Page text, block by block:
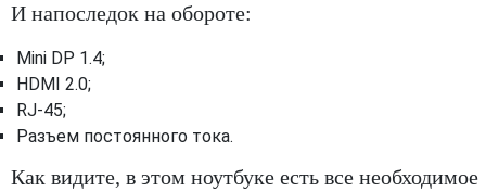
И напоследок на обороте:
Mini DP 1.4;
HDMI 2.0;
RJ-45;
Разъем постоянного тока.
Как видите, в этом ноутбуке есть все необходимое